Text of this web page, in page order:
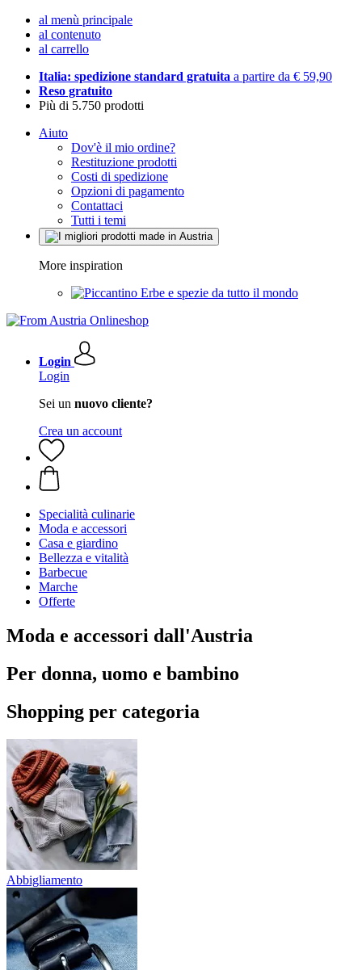
al menù principale
al contenuto
al carrello
Italia: spedizione standard gratuita a partire da € 59,90
Reso gratuito
Più di 5.750 prodotti
Aiuto
Dov'è il mio ordine?
Restituzione prodotti
Costi di spedizione
Opzioni di pagamento
Contattaci
Tutti i temi
More inspiration
Erbe e spezie da tutto il mondo
Login
Login
Sei un nuovo cliente?
Crea un account
Specialità culinarie
Moda e accessori
Casa e giardino
Bellezza e vitalità
Barbecue
Marche
Offerte
Moda e accessori dall'Austria
Per donna, uomo e bambino
Shopping per categoria
Abbigliamento